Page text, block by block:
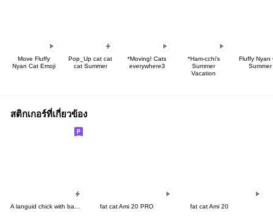
Move Fluffy
Nyan Cat Emoji
Pop_Up cat cat
cat Summer
*Moving! Cats
everywhere3
*Ham-cchi's
Summer
Vacation
Fluffy Nyan
Summer
สติกเกอร์ที่เกี่ยวข้อง
A languid chick with bad eyesight fat cat Ami 20 PRO fat cat Ami 20